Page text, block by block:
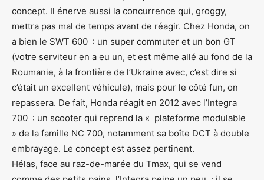
concept. Il énerve aussi la concurrence qui, groggy,
mettra pas mal de temps avant de réagir. Chez Honda, on
a bien le SWT 600 : un super commuter et un bon GT
(votre serviteur en a eu un, et est même allé au fond de la
Roumanie, à la frontière de l’Ukraine avec, c’est dire si
c’était un excellent véhicule), mais pour le côté fun, on
repassera. De fait, Honda réagit en 2012 avec l’Integra
700 : un scooter qui reprend la « plateforme modulable
» de la famille NC 700, notamment sa boîte DCT à double
embrayage. Le concept est assez pertinent.
Hélas, face au raz-de-marée du Tmax, qui se vend